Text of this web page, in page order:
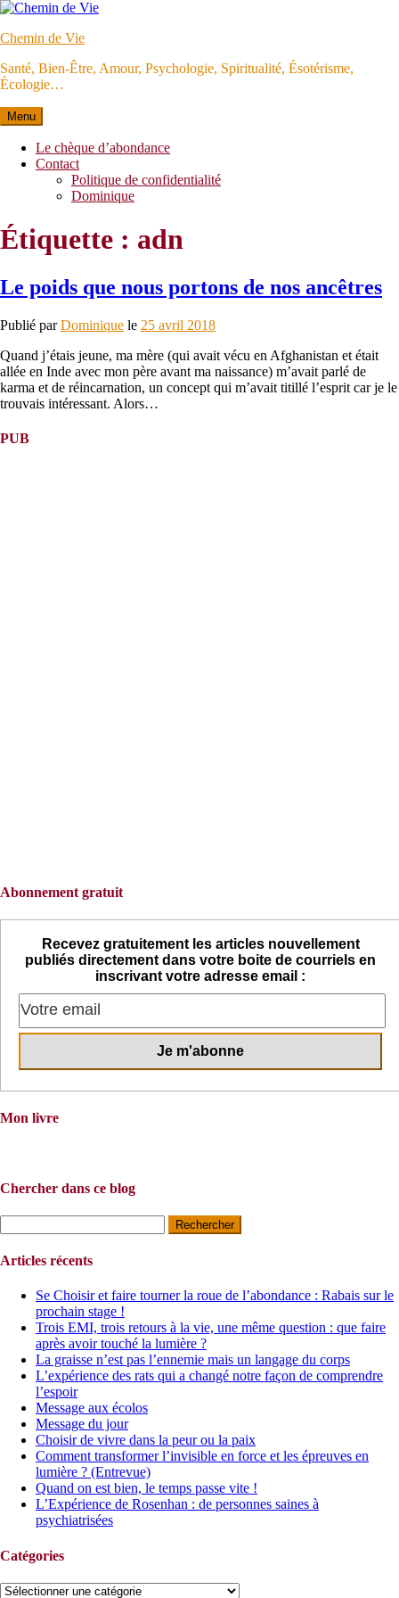
Aller
contenu
Chemin de Vie
Santé, Bien-Être, Amour, Psychologie, Spiritualité, Ésotérisme,
Écologie…
Menu
Le chèque d’abondance
Contact
Politique de confidentialité
Dominique
Étiquette : adn
Le poids que nous portons de nos ancêtres
Publié parDominique le 25 avril 2018
Quand j’étais jeune, ma mère (qui avait vécu en Afghanistan et était
allée en Inde avec mon père avant ma naissance) m’avait parlé de
karma et de réincarnation, un concept qui m’avait titillé l’esprit car je le
trouvais intéressant. Alors…
PUB
Abonnement gratuit
Recevez gratuitement les articles nouvellement
publiés directement dans votre boite de courriels en
inscrivant votre adresse email :
Mon livre
Chercher dans ce blog
Articles récents
Se Choisir et faire tourner la roue de l’abondance : Rabais sur le
prochain stage !
Trois EMI, trois retours à la vie, une même question : que faire
après avoir touché la lumière ?
La graisse n’est pas l’ennemie mais un langage du corps
L’expérience des rats qui a changé notre façon de comprendre
l’espoir
Message aux écolos
Message du jour
Choisir de vivre dans la peur ou la paix
Comment transformer l’invisible en force et les épreuves en
lumière ? (Entrevue)
Quand on est bien, le temps passe vite !
L’Expérience de Rosenhan : de personnes saines à
psychiatrisées
Catégories
Catégories